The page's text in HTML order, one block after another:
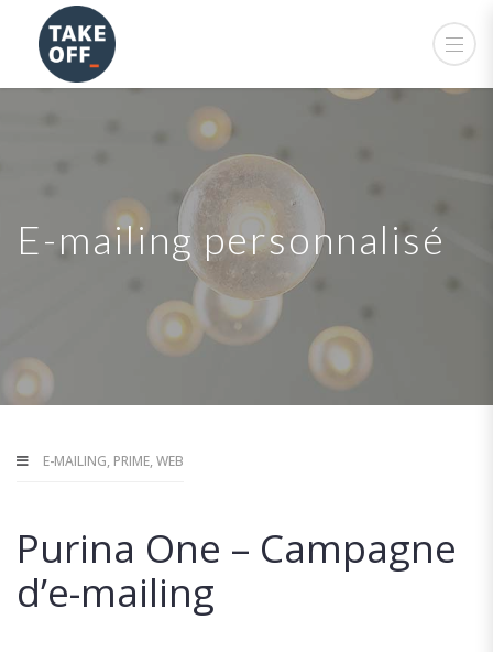
E-mailing personnalisé
E-MAILING, PRIME, WEB
Purina One – Campagne
d’e-mailing